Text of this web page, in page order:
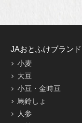
JAおとふけブランド
小麦
大豆
小豆・金時豆
馬鈴しょ
人参